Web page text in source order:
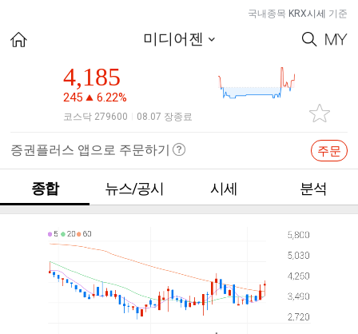
국내종목 KRX시세 기준
미디어젠
4,185
245 6.22%
코스닥 279600 08.07 장종료
증권플러스 앱으로 주문하기 주문
종합 뉴스/공시 시세 분석